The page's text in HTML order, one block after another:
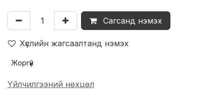
Сагсанд нэмэх
Хүслийн жагсаалтанд нэмэх
Жоргүй
Үйлчилгээний нөхцөл